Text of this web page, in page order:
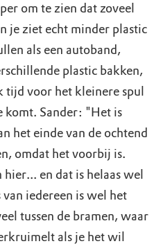
om te zien dat zoveel
je ziet echt minder plastic
als een autoband,
plastic bakken,
voor het kleinere spul
komt. Sander: "Het is
het einde van de ochtend
omdat het voorbij is.
en dat is helaas wel
iedereen is wel het
tussen de bramen, waar
als je het wil